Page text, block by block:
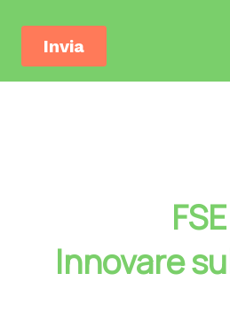
FSE
Innovare